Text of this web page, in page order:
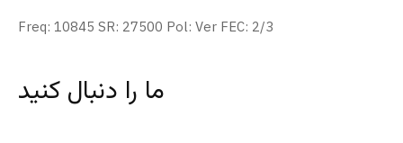
Freq: 10845 SR: 27500 Pol: Ver FEC: 2/3
ما را دنبال کنید